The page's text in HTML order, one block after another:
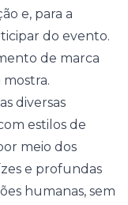
e, para a
do evento.
de marca
diversas
estilos de
meio dos
e profundas
humanas, sem